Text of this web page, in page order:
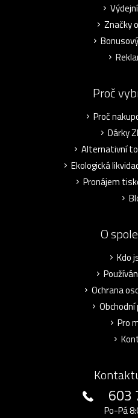
Značky
Proč
Proč
Dárky
Alternativní
Ekologická
Pronájem
O
Kdo
Ochrana
Pro
603
Po-Pá